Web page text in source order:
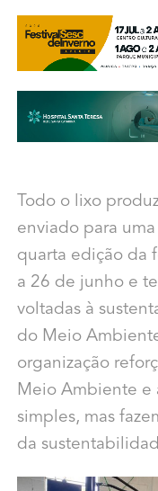
Todo o lixo
enviado para
quarta edição da
a 26 de junho e
voltadas à
do Meio
organização
Meio Ambiente e
simples, mas
da